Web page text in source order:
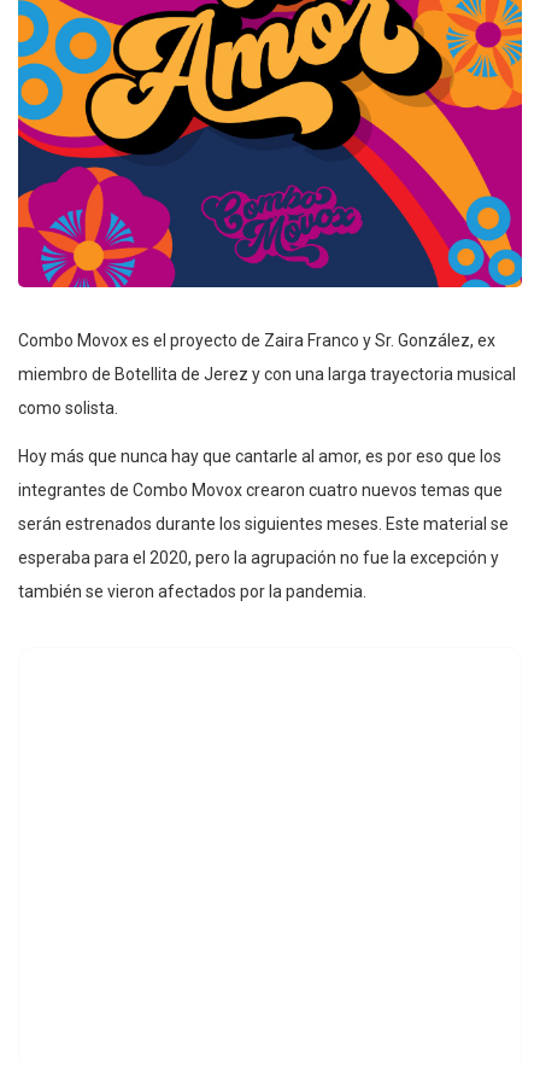
Combo Movox es el proyecto de Zaira Franco y Sr. González, ex
miembro de Botellita de Jerez y con una larga trayectoria musical
como solista.
Hoy más que nunca hay que cantarle al amor, es por eso que los
integrantes de Combo Movox crearon cuatro nuevos temas que
serán estrenados durante los siguientes meses. Este material se
esperaba para el 2020, pero la agrupación no fue la excepción y
también se vieron afectados por la pandemia.